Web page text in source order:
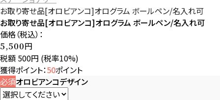
お取り寄せ品[オロビアンコ]オログラム ボールペン/名入れ可
お取り寄せ品[オロビアンコ]オログラム ボールペン/名入れ可
価格（税込）：
5,500円
税額 500円 (税率10%)
獲得ポイント：50ポイント
必須オロビアンコデザイン